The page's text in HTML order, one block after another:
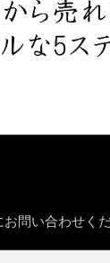
お問い合わせく